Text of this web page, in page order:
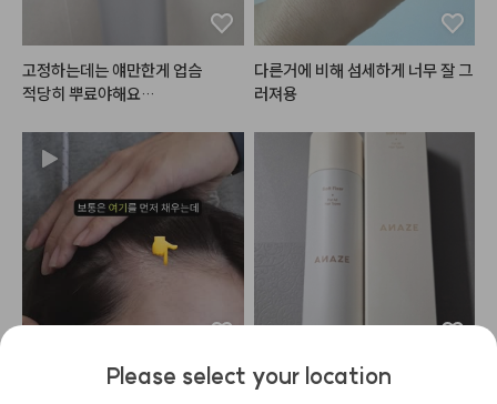
고정하는데는 얘만한게 업슴
적당히 뿌료야해요
다른거에 비해 섬세하게 너무 잘 그
러져용
얼굴 작아보이기 위해 메이크업샵
냄새, 고정력, 세정력 적당하고 좋
Please select your location